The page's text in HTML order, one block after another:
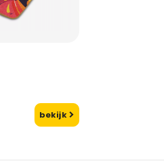
bekijk